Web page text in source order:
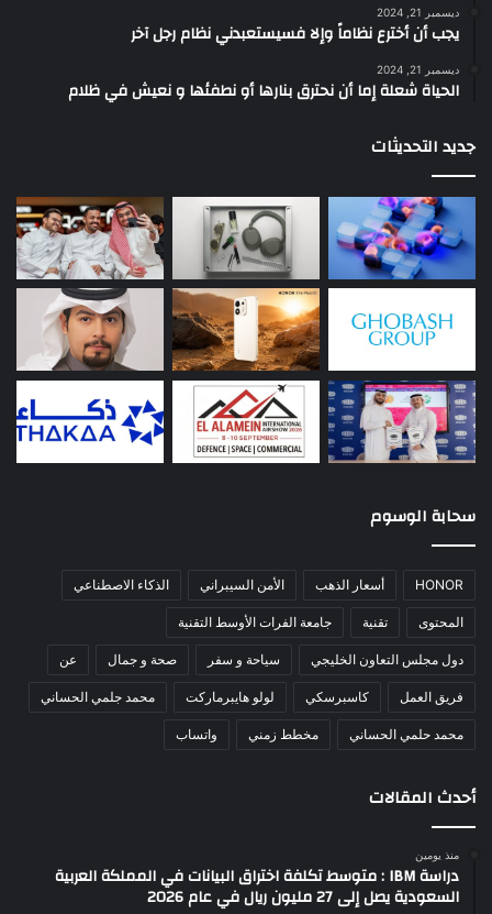
ديسمبر 21, 2024
يجب أن أخترع نظاماً وإلا فسيستعبدني نظام رجل آخر
ديسمبر 21, 2024
الحياة شعلة إما أن نحترق بنارها أو نطفئها و نعيش في ظلام
جديد التحديثات
سحابة الوسوم
HONOR أسعار الذهب الأمن السيبراني الذكاء الاصطناعي
المحتوى تقنية جامعة الفرات الأوسط التقنية
دول مجلس التعاون الخليجي سياحة و سفر صحة و جمال عن
فريق العمل كاسبرسكي لولو هايبرماركت محمد جلمي الحساني
محمد حلمي الحساني مخطط زمني واتساب
أحدث المقالات
منذ يومين
دراسة IBM : متوسط تكلفة اختراق البيانات في المملكة العربية
السعودية يصل إلى 27 مليون ريال في عام 2026